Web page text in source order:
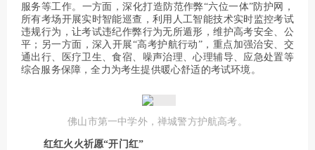
服务等工作。一方面，深化打造防范作弊“六位一体”防护网，
所有考场开展实时智能巡查，利用人工智能技术实时监控考试
违规行为，让考试违纪作弊行为无所遁形，维护高考安全、公
平；另一方面，深入开展“高考护航行动”，重点加强治安、交
通出行、医疗卫生、食宿、噪声治理、心理辅导、应急处置等
综合服务保障，全力为考生提供暖心舒适的考试环境。
佛山市第一中学外，禅城警方护航高考。
红红火火祈愿“开门红”